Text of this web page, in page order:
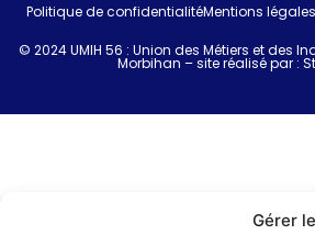
Gérer
© 2024 UMIH 56 : Union des Métiers et des
Morbihan – site réalisé par :
Politique de confidentialitéMentions légales